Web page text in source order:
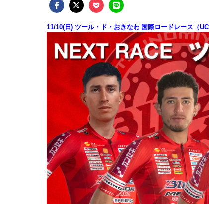
11/10(日) ツール・ド・おきなわ 国際ロードレース（UCI